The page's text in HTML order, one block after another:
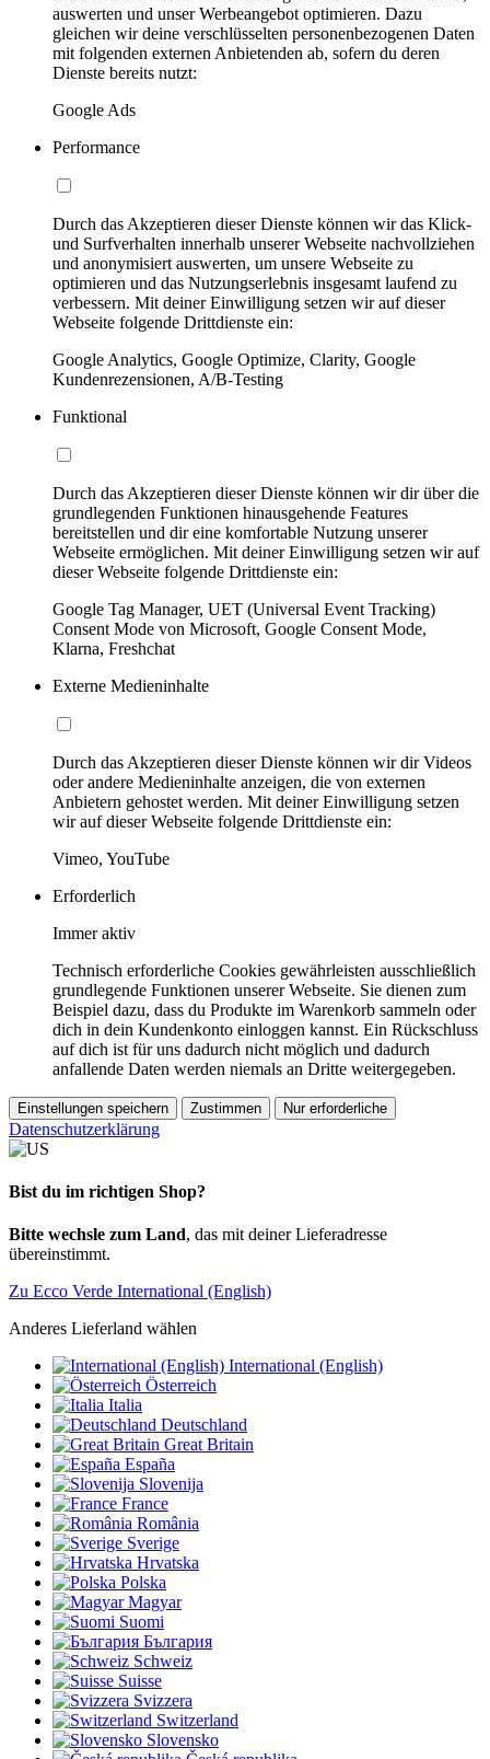
auswerten und unser Werbeangebot optimieren. Dazu
gleichen wir deine verschlüsselten personenbezogenen Daten
mit folgenden externen Anbietenden ab, sofern du deren
Dienste bereits nutzt:
Google Ads
Performance
Durch das Akzeptieren dieser Dienste können wir das Klick-
und Surfverhalten innerhalb unserer Webseite nachvollziehen
und anonymisiert auswerten, um unsere Webseite zu
optimieren und das Nutzungserlebnis insgesamt laufend zu
verbessern. Mit deiner Einwilligung setzen wir auf dieser
Webseite folgende Drittdienste ein:
Google Analytics, Google Optimize, Clarity, Google
Kundenrezensionen, A/B-Testing
Funktional
Durch das Akzeptieren dieser Dienste können wir dir über die
grundlegenden Funktionen hinausgehende Features
bereitstellen und dir eine komfortable Nutzung unserer
Webseite ermöglichen. Mit deiner Einwilligung setzen wir auf
dieser Webseite folgende Drittdienste ein:
Google Tag Manager, UET (Universal Event Tracking)
Consent Mode von Microsoft, Google Consent Mode,
Klarna, Freshchat
Externe Medieninhalte
Durch das Akzeptieren dieser Dienste können wir dir Videos
oder andere Medieninhalte anzeigen, die von externen
Anbietern gehostet werden. Mit deiner Einwilligung setzen
wir auf dieser Webseite folgende Drittdienste ein:
Vimeo, YouTube
Erforderlich
Immer aktiv
Technisch erforderliche Cookies gewährleisten ausschließlich
grundlegende Funktionen unserer Webseite. Sie dienen zum
Beispiel dazu, dass du Produkte im Warenkorb sammeln oder
dich in dein Kundenkonto einloggen kannst. Ein Rückschluss
auf dich ist für uns dadurch nicht möglich und dadurch
anfallende Daten werden niemals an Dritte weitergegeben.
Einstellungen speichern Zustimmen Nur erforderliche
Datenschutzerklärung
Bist du im richtigen Shop?
Bitte wechsle zum Land, das mit deiner Lieferadresse
übereinstimmt.
Zu Ecco Verde International (English)
Anderes Lieferland wählen
International (English)
Österreich
Italia
Deutschland
Great Britain
España
Slovenija
France
România
Sverige
Hrvatska
Polska
Magyar
Suomi
България
Schweiz
Suisse
Svizzera
Switzerland
Slovensko